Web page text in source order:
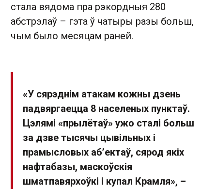
стала вядома пра рэкордныя 280
абстрэлаў – гэта ў чатыры разы больш,
чым было месяцам раней.
«У сярэднім атакам кожны дзень
падвяргаецца 8 населеных пунктаў.
Цэлямі «прылётаў» ужо сталі больш
за дзве тысячы цывільных і
прамысловых абʼектаў, сярод якіх
нафтабазы, маскоўскія
шматпавярхоўкі і купал Крамля», –